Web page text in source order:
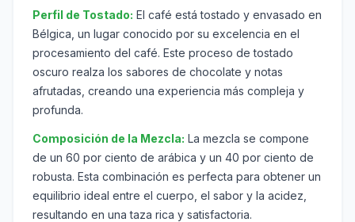
Perfil de Tostado: El café está tostado y envasado en
Bélgica, un lugar conocido por su excelencia en el
procesamiento del café. Este proceso de tostado
oscuro realza los sabores de chocolate y notas
afrutadas, creando una experiencia más compleja y
profunda.
Composición de la Mezcla: La mezcla se compone
de un 60 por ciento de arábica y un 40 por ciento de
robusta. Esta combinación es perfecta para obtener un
equilibrio ideal entre el cuerpo, el sabor y la acidez,
resultando en una taza rica y satisfactoria.